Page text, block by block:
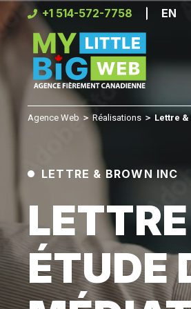
Skip
content
+1 514-572-7758 EN
Agence Web ＞ Réalisations ＞ Lettre
LETTRE & BROWN INC
ÉTUDE